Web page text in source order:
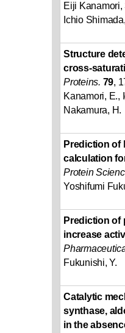
Eiji
Ichio
Structure
cross-
Proteins. 79,
Kanamori, E.,
Nakamura, H.
Prediction of
calculation
Protein
Yoshifumi
Prediction of
increase
Fukunishi, Y.
Catalytic
synthase,
in the